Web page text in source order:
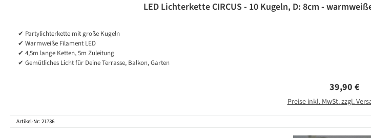
LED Lichterkette CIRCUS - 10 Kugeln, D: 8cm -
✔ Partylichterkette mit große Kugeln
✔ Warmweiße Filament LED
✔ 4,5m lange Ketten, 5m Zuleitung
✔ Gemütliches Licht für Deine Terrasse, Balkon, Garten
Regulärer
39,90 €
Preise inkl. MwSt. zzgl.
Artikel-Nr: 21736